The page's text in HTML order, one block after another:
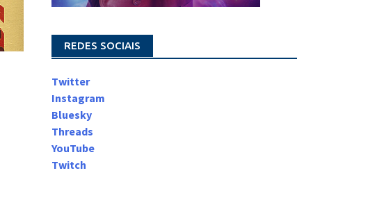
REDES SOCIAIS
Twitter
Instagram
Bluesky
Threads
YouTube
Twitch